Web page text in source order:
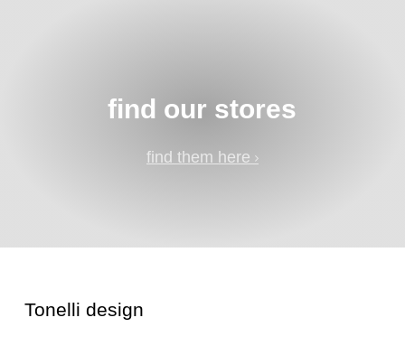
find our stores
find them here
Tonelli design